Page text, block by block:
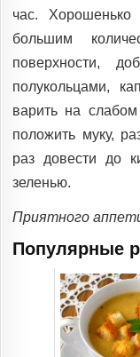
час.
большим
поверхности,
полукольцами,
варить на
положить муку,
раз довести до
зеленью.
Приятного
Популярные